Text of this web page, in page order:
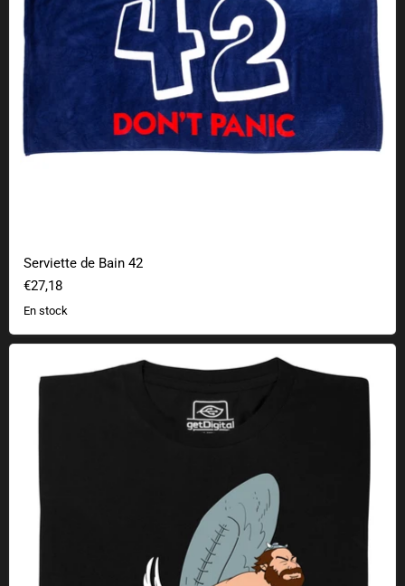
Serviette de Bain 42
€27,18
En stock
Asterence et Budelix